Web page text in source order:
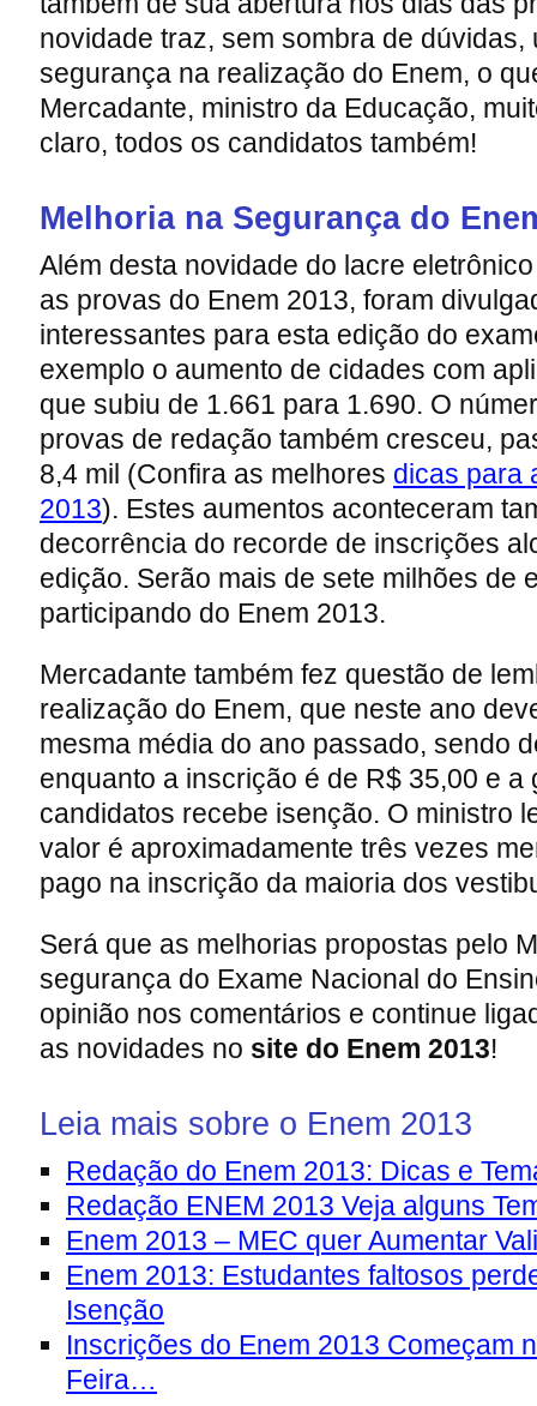
novidade traz, sem sombra de dúvidas,
segurança na realização do Enem, o
Mercadante, ministro da Educação,
claro, todos os candidatos também!
Melhoria na Segurança do
Além desta novidade do lacre
as provas do Enem 2013, foram
interessantes para esta edição do
exemplo o aumento de cidades com
que subiu de 1.661 para 1.690. O
provas de redação também cresceu,
8,4 mil (Confira as melhores dicas para
2013). Estes aumentos aconteceram
decorrência do recorde de inscrições
edição. Serão mais de sete milhões de
participando do Enem 2013.
Mercadante também fez questão de
realização do Enem, que neste ano
mesma média do ano passado, sendo
enquanto a inscrição é de R$ 35,00 e a
candidatos recebe isenção. O ministro
valor é aproximadamente três vezes
pago na inscrição da maioria dos
Será que as melhorias propostas pelo
segurança do Exame Nacional do
opinião nos comentários e continue
as novidades no site do Enem 2013!
Leia mais sobre o Enem 2013
Redação do Enem 2013: Dicas e
Redação ENEM 2013 Veja alguns
Enem 2013 – MEC quer Aumentar
Enem 2013: Estudantes faltosos
Isenção
Inscrições do Enem 2013 Começam
Feira…